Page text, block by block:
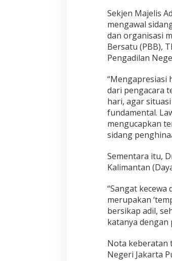
Sekjen Majelis
mengawal
dan organisasi
Bersatu (PBB),
Pengadilan
“Mengapresiasi
dari pengacara
hari, agar
fundamental.
mengucapkan
sidang
Sementara itu,
Kalimantan
“Sangat
merupakan
bersikap adil,
katanya dengan
Nota keberatan
Negeri Jakarta